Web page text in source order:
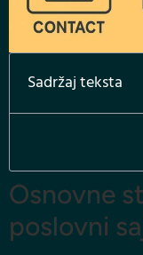
Sadržaj teksta
Osnovne
poslovni